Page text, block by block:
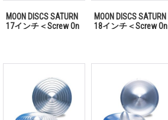
MOON DISCS SATURN
17インチ＜Screw On
MOON DISCS SATURN
18インチ＜Screw On